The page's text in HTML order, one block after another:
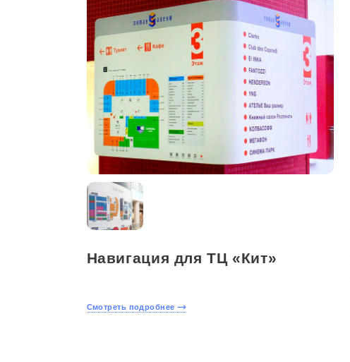
Навигация для ТЦ «Кит»
Смотреть подробнее